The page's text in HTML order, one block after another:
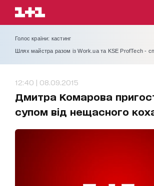
Голос країни: кастинг
Шлях майстра разом із Work.ua та KSE ProfTech -
12:40 | 08.09.2015
Дмитра Комарова
супом від нещасного